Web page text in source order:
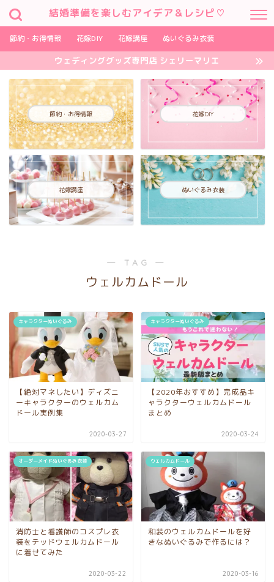
結婚準備を楽しむアイデア＆レシピ♡
節約・お得情報 花嫁DIY 花嫁講座 ぬいぐるみ衣装
ウェディンググッズ専門店 シェリーマリエ
節約・お得情報 花嫁DIY
花嫁講座 ぬいぐるみ衣装
― TAG ―
ウェルカムドール
キャラクターぬいぐるみ
【絶対マネしたい】ディズニ
ーキャラクターのウェルカム
ドール実例集
2020-03-27
キャラクターぬいぐるみ
【2020年おすすめ】完成品キ
ャラクターウェルカムドール
まとめ
2020-03-24
オーダーメイドぬいぐるみ衣装
消防士と看護師のコスプレ衣
装をテッドウェルカムドール
に着せてみた
2020-03-22
ウェルカムドール
和装のウェルカムドールを好
きなぬいぐるみで作るには？
2020-03-16